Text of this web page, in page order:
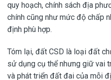
quy hoạch, chính sách địa
chính cũng như mức độ chấp
định phù hợp.
Tóm lại, đất CSD là loại đất
sử dụng cụ thể nhưng giữ vai
và phát triển đất đai của mỗi